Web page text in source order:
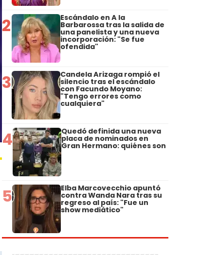
2 Escándalo en A la
Barbarossa tras la salida de
una panelista y una nueva
incorporación: "Se fue
ofendida"
3 Candela Arizaga rompió el
silencio tras el escándalo
con Facundo Moyano:
"Tengo errores como
cualquiera"
4 Quedó definida una nueva
placa de nominados en
Gran Hermano: quiénes son
5 Elba Marcovecchio apuntó
contra Wanda Nara tras su
regreso al país: "Fue un
show mediático"